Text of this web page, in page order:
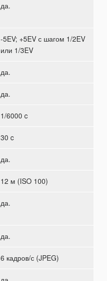
да.
-5EV; +5EV с шагом 1/2EV
или 1/3EV
да.
да.
1/6000 c
30 c
да.
12 м (ISO 100)
да.
да.
6 кадров/с (JPEG)